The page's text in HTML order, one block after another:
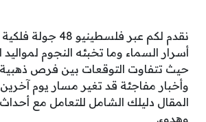
نقدم لكم عبر
أسرار السماء وما تخبئه النجوم لمواليد
حيث تتفاوت التوقعات بين فرص
وأخبار مفاجئة قد تغير مسار يوم
المقال دليلك الشامل للتعامل مع أحداث
وهدوء.